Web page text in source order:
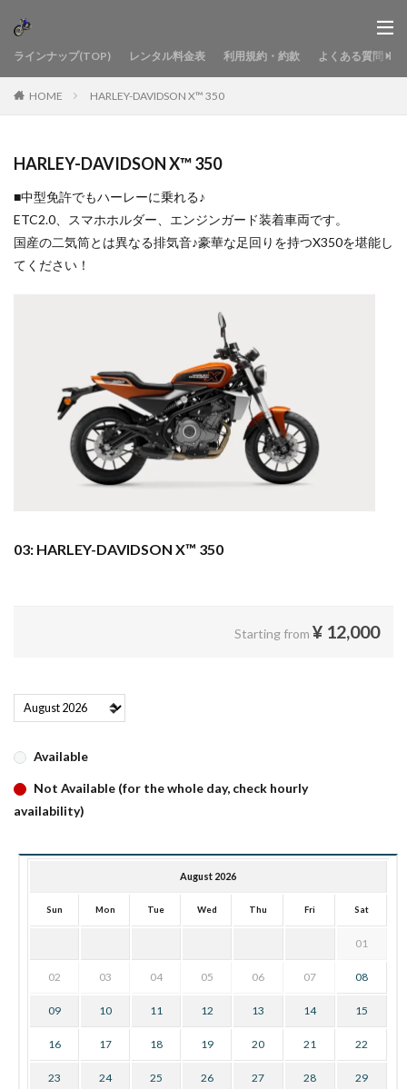
ラインナップ(TOP) レンタル料金表 利用規約・約款 よくある質問
HOME HARLEY-DAVIDSON X™ 350
HARLEY-DAVIDSON X™ 350
■中型免許でもハーレーに乗れる♪
ETC2.0、スマホホルダー、エンジンガード装着車両です。
国産の二気筒とは異なる排気音♪豪華な足回りを持つX350を堪能し
てください！
03: HARLEY-DAVIDSON X™ 350
Starting from ¥ 12,000
Available
Not Available (for the whole day, check hourly
availability)
August 2026
Sun Mon Tue Wed Thu Fri Sat
01
02 03 04 05 06 07 08
09 10 11 12 13 14 15
16 17 18 19 20 21 22
23 24 25 26 27 28 29